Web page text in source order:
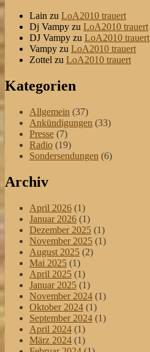
Lain zu LoA2010 trauert
Dj Vampy zu LoA2010 trauert
DJ Vampy zu LoA2010 trauert
Vampy zu LoA2010 trauert
Zottel zu LoA2010 trauert
Kategorien
Allgemein (37)
Ankündigungen (33)
Presse (7)
Radio (19)
Sondersendungen (6)
Archiv
April 2026 (1)
Januar 2026 (1)
Dezember 2025 (1)
November 2025 (1)
August 2025 (2)
Mai 2025 (1)
April 2025 (1)
Januar 2025 (1)
November 2024 (1)
Oktober 2024 (1)
September 2024 (1)
April 2024 (1)
März 2024 (1)